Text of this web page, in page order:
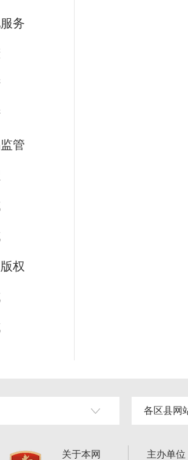
务
管
权
各区县网
关于本网
主办单